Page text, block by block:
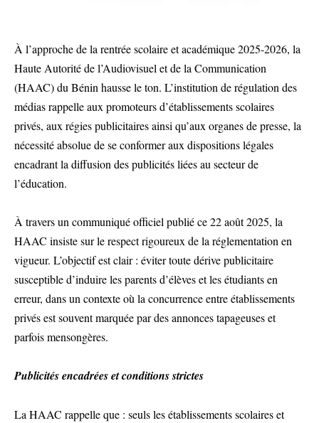
À l’approche de la rentrée scolaire et académique 2025-2026, la
Haute Autorité de l’Audiovisuel et de la Communication
(HAAC) du Bénin hausse le ton. L’institution de régulation des
médias rappelle aux promoteurs d’établissements scolaires
privés, aux régies publicitaires ainsi qu’aux organes de presse, la
nécessité absolue de se conformer aux dispositions légales
encadrant la diffusion des publicités liées au secteur de
l’éducation.
À travers un communiqué officiel publié ce 22 août 2025, la
HAAC insiste sur le respect rigoureux de la réglementation en
vigueur. L’objectif est clair : éviter toute dérive publicitaire
susceptible d’induire les parents d’élèves et les étudiants en
erreur, dans un contexte où la concurrence entre établissements
privés est souvent marquée par des annonces tapageuses et
parfois mensongères.
Publicités encadrées et conditions strictes
La HAAC rappelle que : seuls les établissements scolaires et